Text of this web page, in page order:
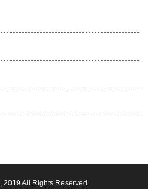
, 2019 All Rights Reserved.